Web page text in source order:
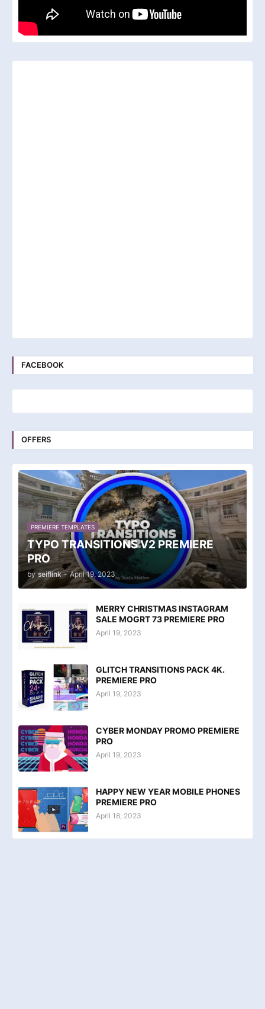
FACEBOOK
OFFERS
PREMIERE TEMPLATES
TYPO TRANSITIONS V2 PREMIERE
PRO
by seiflink - April 19, 2023
MERRY CHRISTMAS INSTAGRAM
SALE MOGRT 73 PREMIERE PRO
April 19, 2023
GLITCH TRANSITIONS PACK 4K.
PREMIERE PRO
April 19, 2023
CYBER MONDAY PROMO PREMIERE
PRO
April 19, 2023
HAPPY NEW YEAR MOBILE PHONES
PREMIERE PRO
April 18, 2023